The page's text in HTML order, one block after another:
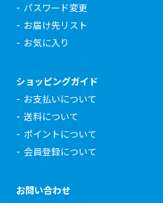
パスワード変更
お届け先リスト
お気に入り
ショッピングガイド
お支払いについて
送料について
ポイントについて
会員登録について
お問い合わせ